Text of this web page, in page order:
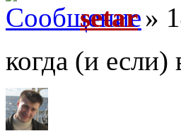
setar»
когда (и